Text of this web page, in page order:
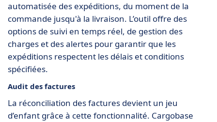
automatisée des expéditions, du moment de la
commande jusqu'à la livraison. L’outil offre des
options de suivi en temps réel, de gestion des
charges et des alertes pour garantir que les
expéditions respectent les délais et conditions
spécifiées.
Audit des factures
La réconciliation des factures devient un jeu
d’enfant grâce à cette fonctionnalité. Cargobase